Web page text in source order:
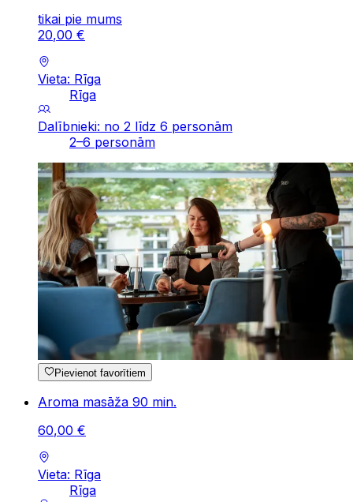
tikai pie mums
20,00 €
Vieta: Rīga
Rīga
Dalībnieki: no 2 līdz 6 personām
2–6 personām
Pievienot favorītiem
Aroma masāža 90 min.
60,00 €
Vieta: Rīga
Rīga